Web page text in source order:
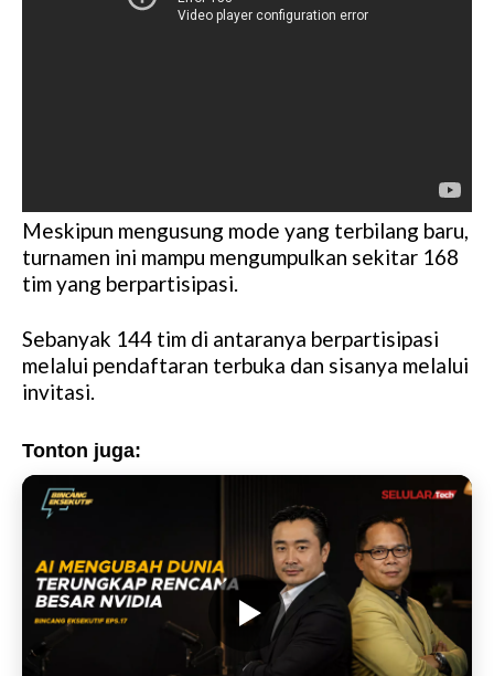
Meskipun mengusung mode yang terbilang baru,
turnamen ini mampu mengumpulkan sekitar 168
tim yang berpartisipasi.
Sebanyak 144 tim di antaranya berpartisipasi
melalui pendaftaran terbuka dan sisanya melalui
invitasi.
Tonton juga: